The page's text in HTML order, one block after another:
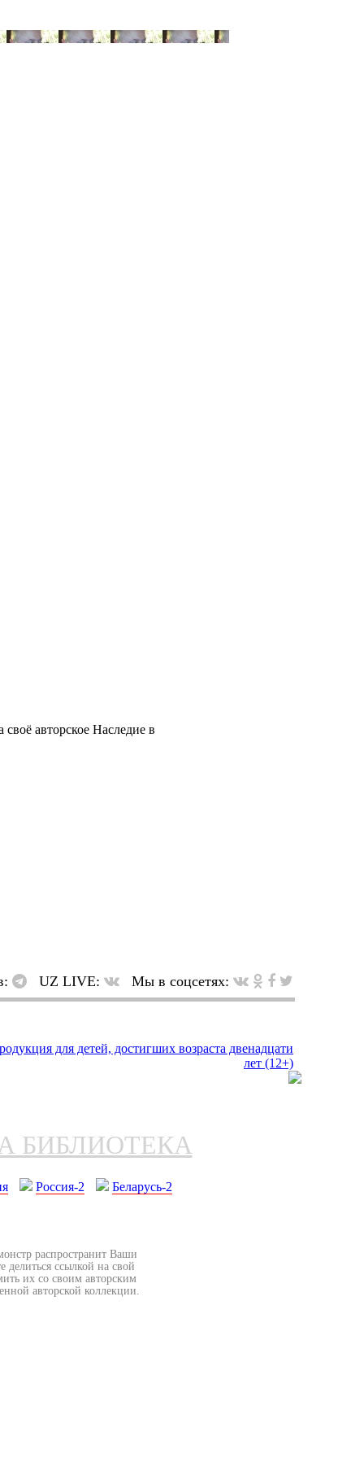
авторское Наследие в
UZ LIVE: Мы в соцсетях:
БИБЛИОТЕКА
Россия-2 Беларусь-2
распространит Ваши
ссылкой на свой
их со своим авторским
авторской коллекции.